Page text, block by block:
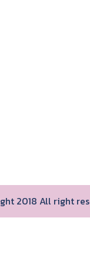
2018 All right